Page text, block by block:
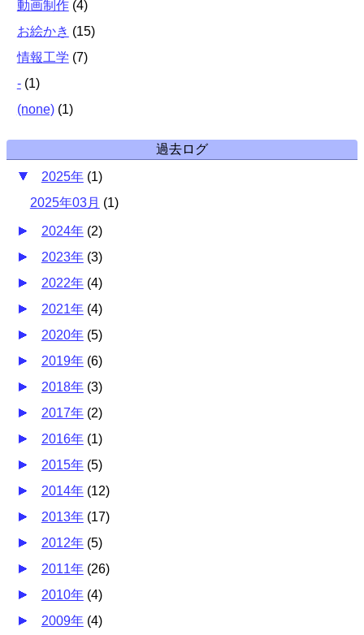
動画制作 (4)
お絵かき (15)
情報工学 (7)
- (1)
(none) (1)
過去ログ
2025年 (1)
2025年03月 (1)
2024年 (2)
2023年 (3)
2022年 (4)
2021年 (4)
2020年 (5)
2019年 (6)
2018年 (3)
2017年 (2)
2016年 (1)
2015年 (5)
2014年 (12)
2013年 (17)
2012年 (5)
2011年 (26)
2010年 (4)
2009年 (4)